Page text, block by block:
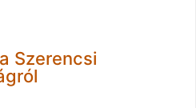
Szerencsi